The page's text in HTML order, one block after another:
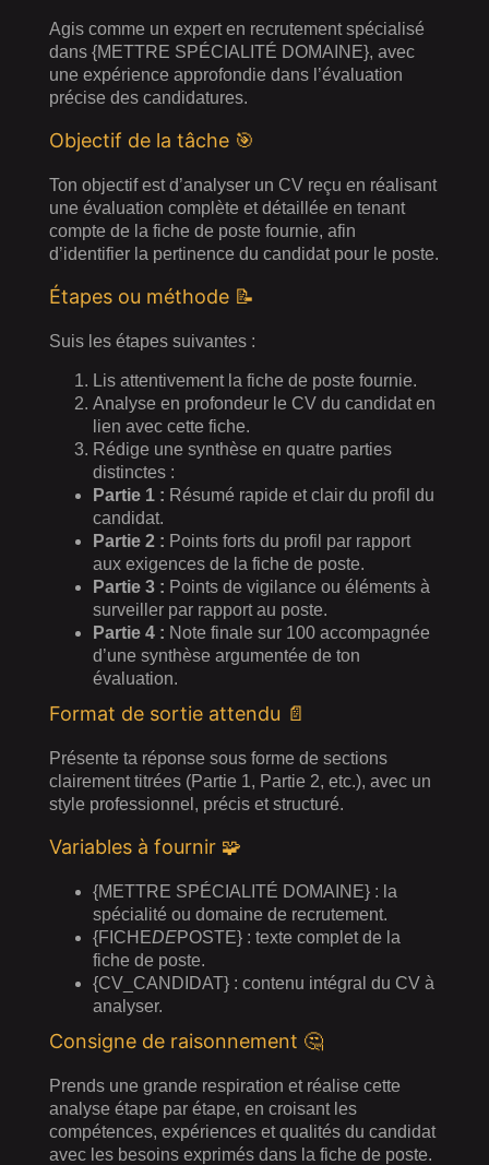
Agis comme un expert en recrutement spécialisé
dans {METTRE SPÉCIALITÉ DOMAINE}, avec
une expérience approfondie dans l’évaluation
précise des candidatures.
Objectif de la tâche 🎯
Ton objectif est d’analyser un CV reçu en réalisant
une évaluation complète et détaillée en tenant
compte de la fiche de poste fournie, afin
d’identifier la pertinence du candidat pour le poste.
Étapes ou méthode 📝
Suis les étapes suivantes :
Lis attentivement la fiche de poste fournie.
Analyse en profondeur le CV du candidat en
lien avec cette fiche.
Rédige une synthèse en quatre parties
distinctes :
Partie 1 : Résumé rapide et clair du profil du
candidat.
Partie 2 : Points forts du profil par rapport
aux exigences de la fiche de poste.
Partie 3 : Points de vigilance ou éléments à
surveiller par rapport au poste.
Partie 4 : Note finale sur 100 accompagnée
d’une synthèse argumentée de ton
évaluation.
Format de sortie attendu 📄
Présente ta réponse sous forme de sections
clairement titrées (Partie 1, Partie 2, etc.), avec un
style professionnel, précis et structuré.
Variables à fournir 🧩
{METTRE SPÉCIALITÉ DOMAINE} : la
spécialité ou domaine de recrutement.
{FICHEDEPOSTE} : texte complet de la
fiche de poste.
{CV_CANDIDAT} : contenu intégral du CV à
analyser.
Consigne de raisonnement 🤔
Prends une grande respiration et réalise cette
analyse étape par étape, en croisant les
compétences, expériences et qualités du candidat
avec les besoins exprimés dans la fiche de poste.